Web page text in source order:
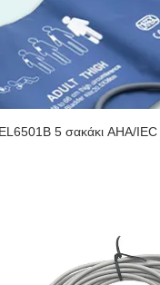
5 σακάκι AHA/